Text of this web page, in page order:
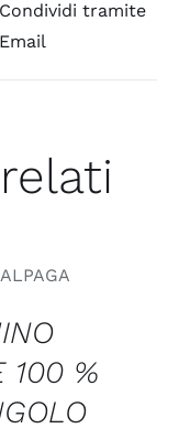
Condividi tramite
Email
100 %